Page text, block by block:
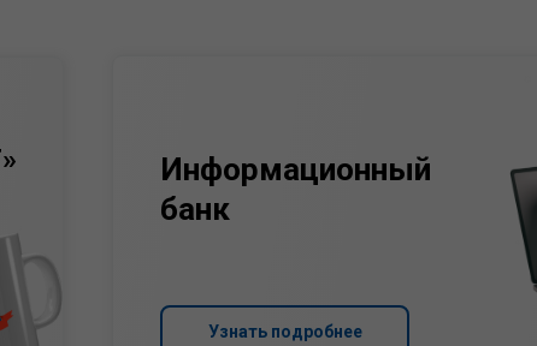
Узнать подробнее
Информационный
банк